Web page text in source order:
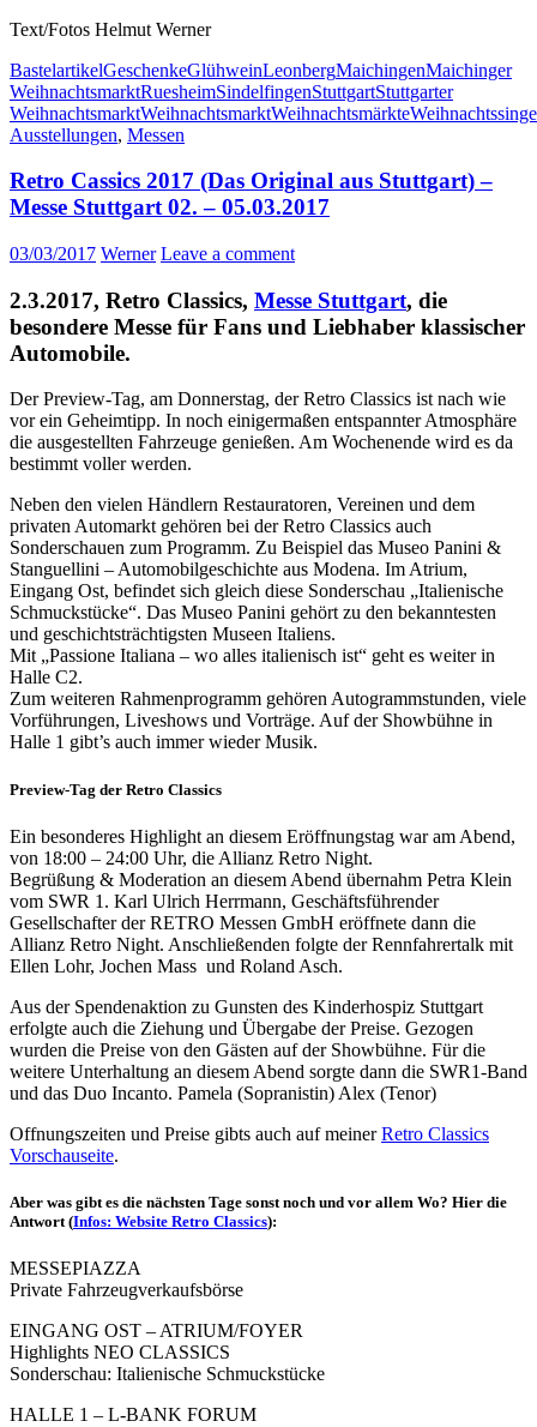
Text/Fotos Helmut Werner
BastelartikelGeschenkeGlühweinLeonbergMaichingenMaichinger
WeihnachtsmarktRuesheimSindelfingenStuttgartStuttgarter
WeihnachtsmarktWeihnachtsmarktWeihnachtsmärkte
Ausstellungen, Messen
Retro Cassics 2017 (Das Original aus Stuttgart) –
Messe Stuttgart 02. – 05.03.2017
03/03/2017 Werner Leave a comment
2.3.2017, Retro Classics, Messe Stuttgart, die
besondere Messe für Fans und Liebhaber klassischer
Automobile.
Der Preview-Tag, am Donnerstag, der Retro Classics ist nach wie
vor ein Geheimtipp. In noch einigermaßen entspannter Atmosphäre
die ausgestellten Fahrzeuge genießen. Am Wochenende wird es da
bestimmt voller werden.
Neben den vielen Händlern Restauratoren, Vereinen und dem
privaten Automarkt gehören bei der Retro Classics auch
Sonderschauen zum Programm. Zu Beispiel das Museo Panini &
Stanguellini – Automobilgeschichte aus Modena. Im Atrium,
Eingang Ost, befindet sich gleich diese Sonderschau „Italienische
Schmuckstücke“. Das Museo Panini gehört zu den bekanntesten
und geschichtsträchtigsten Museen Italiens.
Mit „Passione Italiana – wo alles italienisch ist“ geht es weiter in
Halle C2.
Zum weiteren Rahmenprogramm gehören Autogrammstunden, viele
Vorführungen, Liveshows und Vorträge. Auf der Showbühne in
Halle 1 gibt’s auch immer wieder Musik.
Preview-Tag der Retro Classics
Ein besonderes Highlight an diesem Eröffnungstag war am Abend,
von 18:00 – 24:00 Uhr, die Allianz Retro Night.
Begrüßung & Moderation an diesem Abend übernahm Petra Klein
vom SWR 1. Karl Ulrich Herrmann, Geschäftsführender
Gesellschafter der RETRO Messen GmbH eröffnete dann die
Allianz Retro Night. Anschließenden folgte der Rennfahrertalk mit
Ellen Lohr, Jochen Mass und Roland Asch.
Aus der Spendenaktion zu Gunsten des Kinderhospiz Stuttgart
erfolgte auch die Ziehung und Übergabe der Preise. Gezogen
wurden die Preise von den Gästen auf der Showbühne. Für die
weitere Unterhaltung an diesem Abend sorgte dann die SWR1-Band
und das Duo Incanto. Pamela (Sopranistin) Alex (Tenor)
Offnungszeiten und Preise gibts auch auf meinerRetro Classics
Vorschauseite.
Aber was gibt es die nächsten Tage sonst noch und vor allem Wo? Hier die
Antwort (Infos: Website Retro Classics):
MESSEPIAZZA
Private Fahrzeugverkaufsbörse
EINGANG OST – ATRIUM/FOYER
Highlights NEO CLASSICS
Sonderschau: Italienische Schmuckstücke
HALLE 1 – L-BANK FORUM